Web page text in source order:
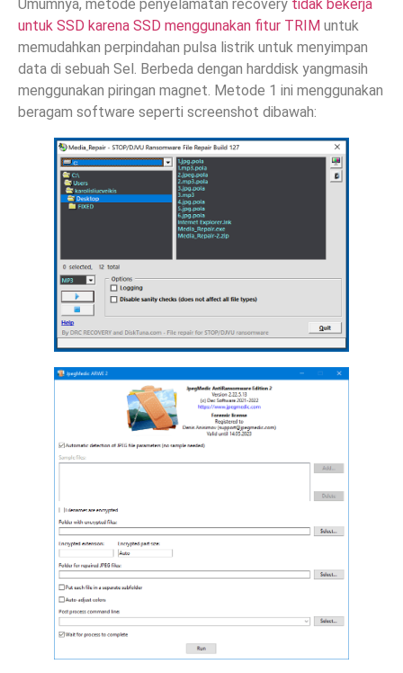
Umumnya, metode penyelamatan recovery tidak bekerja
untuk SSD karena SSD menggunakan fitur TRIM untuk
memudahkan perpindahan pulsa listrik untuk menyimpan
data di sebuah Sel. Berbeda dengan harddisk yangmasih
menggunakan piringan magnet. Metode 1 ini menggunakan
beragam software seperti screenshot dibawah: